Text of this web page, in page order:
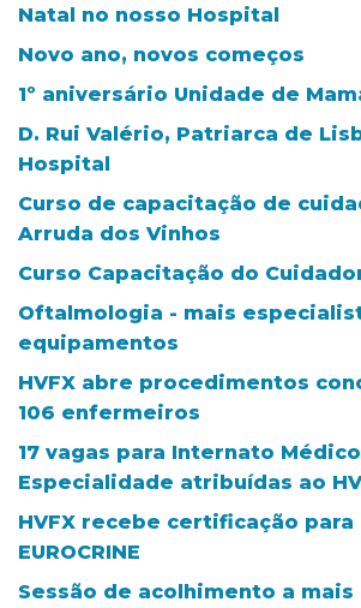
Natal no nosso Hospital
Novo ano, novos começos
1º aniversário Unidade de
D. Rui Valério, Patriarca de
Hospital
Curso de capacitação de
Arruda dos Vinhos
Curso Capacitação do
Oftalmologia - mais
equipamentos
HVFX abre procedimentos
106 enfermeiros
17 vagas para Internato
Especialidade atribuídas ao
HVFX recebe certificação
EUROCRINE
Sessão de acolhimento a mais